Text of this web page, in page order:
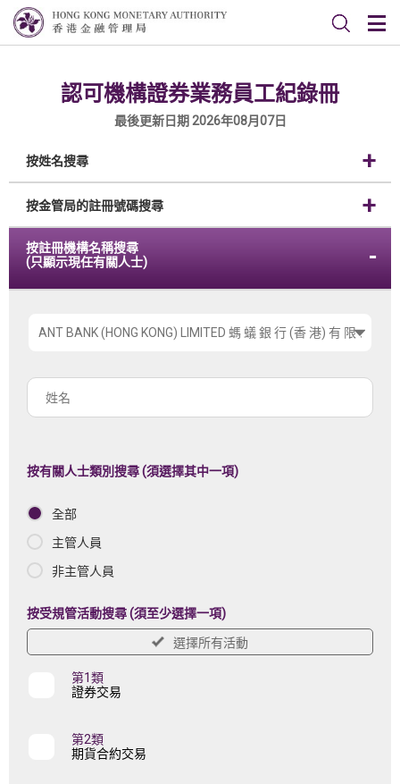
認可機構證券業務員工紀錄冊
最後更新日期 2026年08月07日
按姓名搜尋
按金管局的註冊號碼搜尋
按註冊機構名稱搜尋
(只顯示現任有關人士)
擇
名
稱
姓
按有關人士類別搜尋 (須選擇其中一項)
全部
主管人員
非主管人員
按受規管活動搜尋 (須至少選擇一項)
選擇所有活動
第1類
證券交易
第2類
期貨合約交易